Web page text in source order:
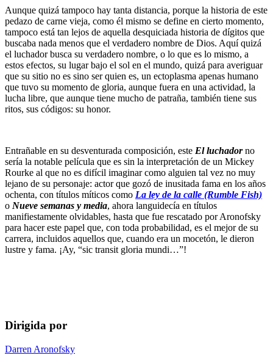
Aunque quizá tampoco hay tanta distancia, porque la historia de este
pedazo de carne vieja, como él mismo se define en cierto momento,
tampoco está tan lejos de aquella desquiciada historia de dígitos que
buscaba nada menos que el verdadero nombre de Dios. Aquí quizá
el luchador busca su verdadero nombre, o lo que es lo mismo, a
estos efectos, su lugar bajo el sol en el mundo, quizá para averiguar
que su sitio no es sino ser quien es, un ectoplasma apenas humano
que tuvo su momento de gloria, aunque fuera en una actividad, la
lucha libre, que aunque tiene mucho de patraña, también tiene sus
ritos, sus códigos: su honor.
Entrañable en su desventurada composición, este El luchadorno
sería la notable película que es sin la interpretación de un Mickey
Rourke al que no es difícil imaginar como alguien tal vez no muy
lejano de su personaje: actor que gozó de inusitada fama en los años
ochenta, con títulos míticos como La ley de la calle (Rumble Fish)
o Nueve semanas y media, ahora languidecía en títulos
manifiestamente olvidables, hasta que fue rescatado por Aronofsky
para hacer este papel que, con toda probabilidad, es el mejor de su
carrera, incluidos aquellos que, cuando era un mocetón, le dieron
lustre y fama. ¡Ay, “sic transit gloria mundi…”!
Dirigida por
Darren Aronofsky